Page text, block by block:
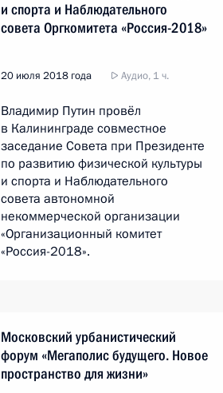
и спорта и Наблюдательного
совета Оргкомитета «Россия-2018»
20 июля 2018 года Аудио, 1 ч.
Владимир Путин провёл
в Калининграде совместное
заседание Совета при Президенте
по развитию физической культуры
и спорта и Наблюдательного
совета автономной
некоммерческой организации
«Организационный комитет
«Россия-2018».
Московский урбанистический
форум «Мегаполис будущего. Новое
пространство для жизни»